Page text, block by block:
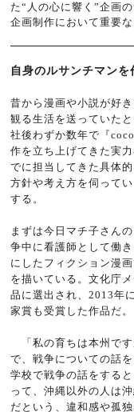
た“人の心に響く”企画
企画制作において重要
自身のルサンチマンを
昔から漫画や小説が好
観る生活を送っていた
社後わずか数年で『
作を立ち上げてきた実
でに担当してきた具体
方針や考え方を伺って
する。
まずは今日マチ子さん
争中に看護師として働
にしたフィクション漫
を描いている。文化庁
品に選出され、2013年
家賞も受賞した作品だ。
「私の育ちは本州で
で、戦争についての話
学校で戦争の話をする
って、沖縄以外の人は
だという、違和感や孤